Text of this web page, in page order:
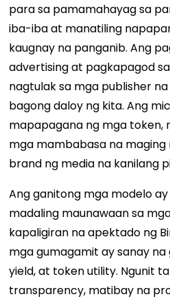
para sa pamamahayag sa
iba-iba at manatiling
kaugnay na panganib. Ang
advertising at pagkapagod
nagtulak sa mga publisher
bagong daloy ng kita. Ang
mapapagana ng mga token,
mga mambabasa na
brand ng media na kanilang
Ang ganitong mga modelo
madaling maunawaan sa
kapaligiran na apektado ng
mga gumagamit ay sanay
yield, at token utility. Ngunit
transparency, matibay na